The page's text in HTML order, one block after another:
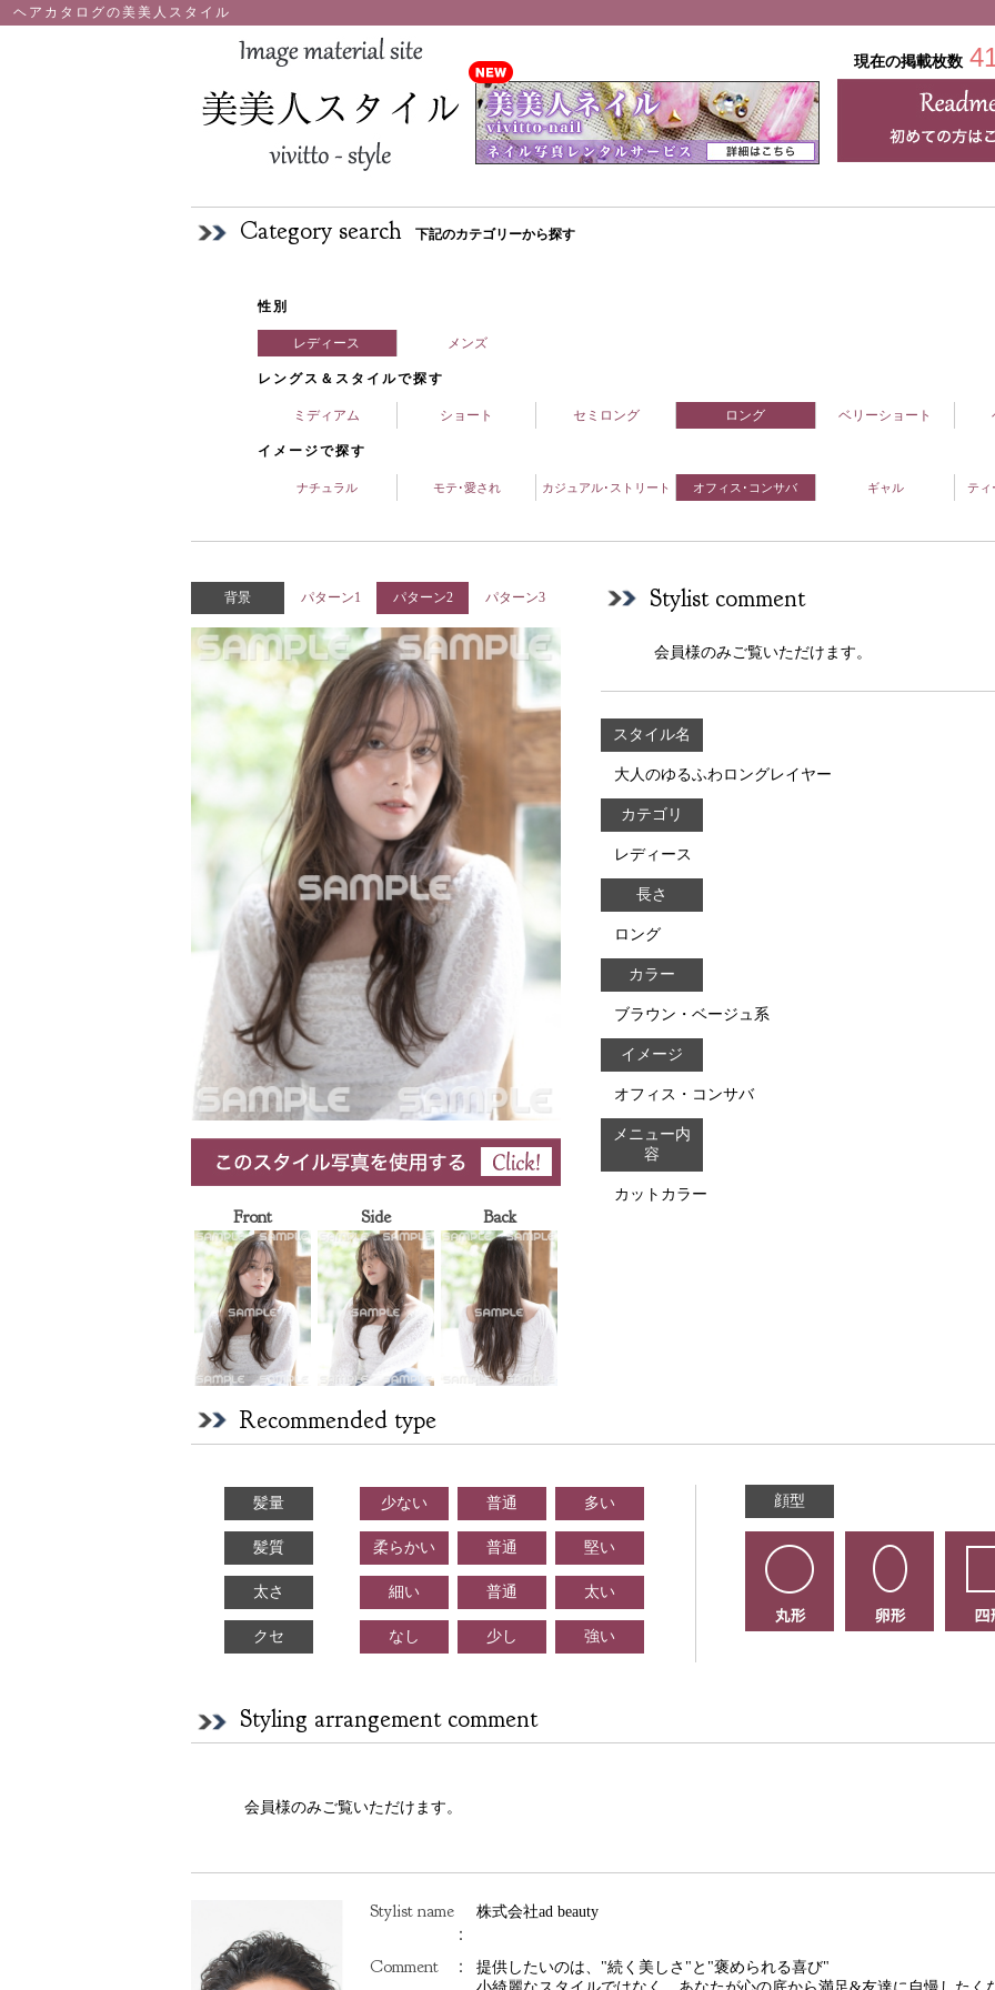
ヘアカタログの美美人スタイル
現在の掲載枚数
Category search 下記のカテゴリーから探す
性別
レディース メンズ
レングス＆スタイルで探す
ミディアム ショート セミロング ロング ベリーショート
イメージで探す
ナチュラル モテ･愛され カジュアル･ストリート オフィス･コンサバ ギャル ティ
背景 パターン1 パターン2 パターン3
Front Side Back
Stylist comment
会員様のみご覧いただけます。
スタイル名
大人のゆるふわロングレイヤー
カテゴリ
レディース
長さ
ロング
カラー
ブラウン・ベージュ系
イメージ
オフィス・コンサバ
メニュー内
容
カットカラー
Recommended type
髪量 少ない 普通 多い
髪質 柔らかい 普通 堅い
太さ 細い 普通 太い
クセ なし 少し 強い
顔型
Styling arrangement comment
会員様のみご覧いただけます。
Stylist name
：
株式会社ad beauty
Comment ：
提供したいのは、"続く美しさ"と"褒められる喜び"